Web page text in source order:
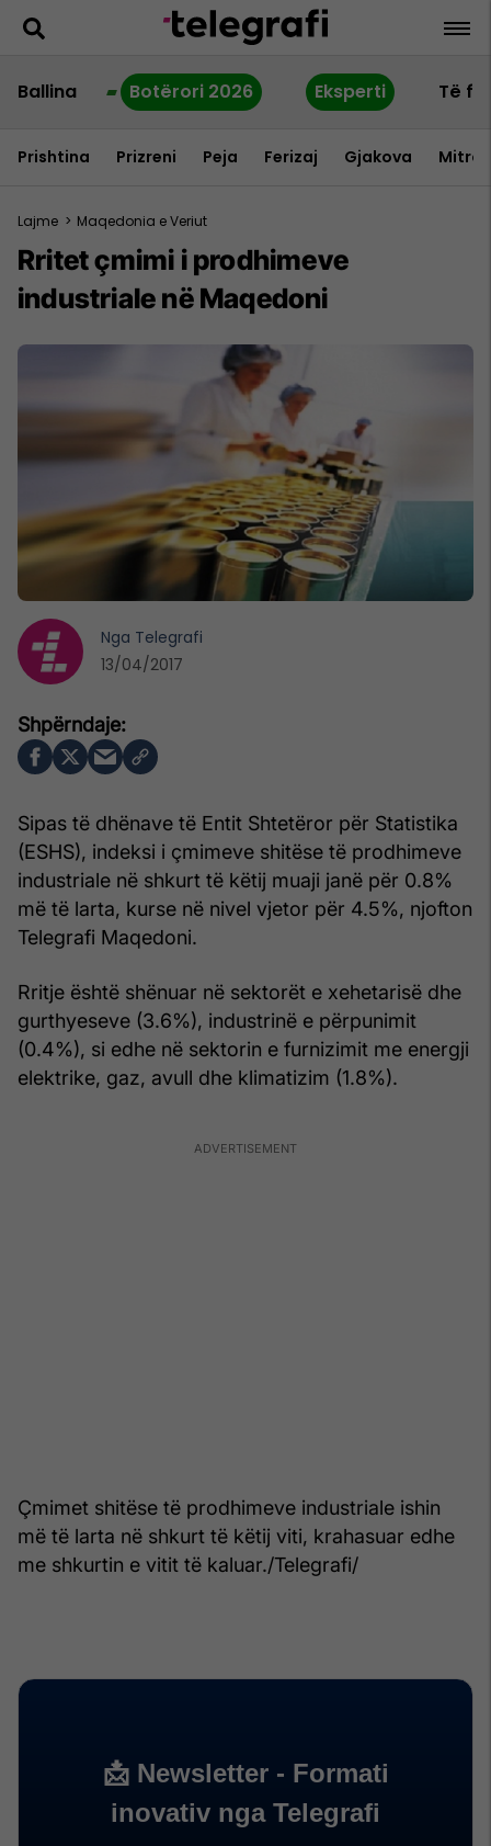
Ballina Botërori 2026 Eksperti Të
Prishtina Prizreni Peja Ferizaj Gjakova
Lajme > Maqedonia e Veriut
Rritet çmimi i prodhimeve
industriale në Maqedoni
Sipas të dhënave të Entit Shtetëror për Statistika
(ESHS), indeksi i çmimeve shitëse të prodhimeve
industriale në shkurt të këtij muaji janë për 0.8%
më të larta, kurse në nivel vjetor për 4.5%, njofton
Telegrafi Maqedoni.
Rritje është shënuar në sektorët e xehetarisë dhe
gurthyeseve (3.6%), industrinë e përpunimit
(0.4%), si edhe në sektorin e furnizimit me energji
elektrike, gaz, avull dhe klimatizim (1.8%).
Çmimet shitëse të prodhimeve industriale ishin
më të larta në shkurt të këtij viti, krahasuar edhe
me shkurtin e vitit të kaluar./Telegrafi/
Nga Telegrafi
13/04/2017